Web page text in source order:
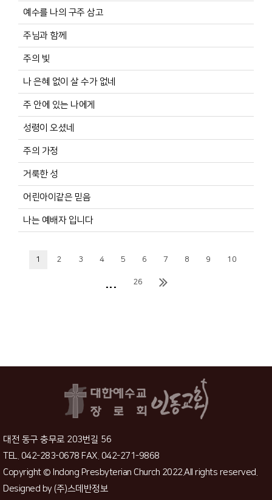
예수를 나의 구주 삼고
주님과 함께
주의 빛
나 은혜 없이 살 수가 없네
주 안에 있는 나에게
성령이 오셨네
주의 가정
거룩한 성
어린아이같은 믿음
나는 예배자 입니다
1 2 3 4 5 6 7 8 9 10
... 26
대전 동구 충무로 203번길 56
TEL. 042-283-0678 FAX. 042-271-9868
Copyright © Indong Presbyterian Church 2022.All rights reserved.
Designed by(주)스데반정보